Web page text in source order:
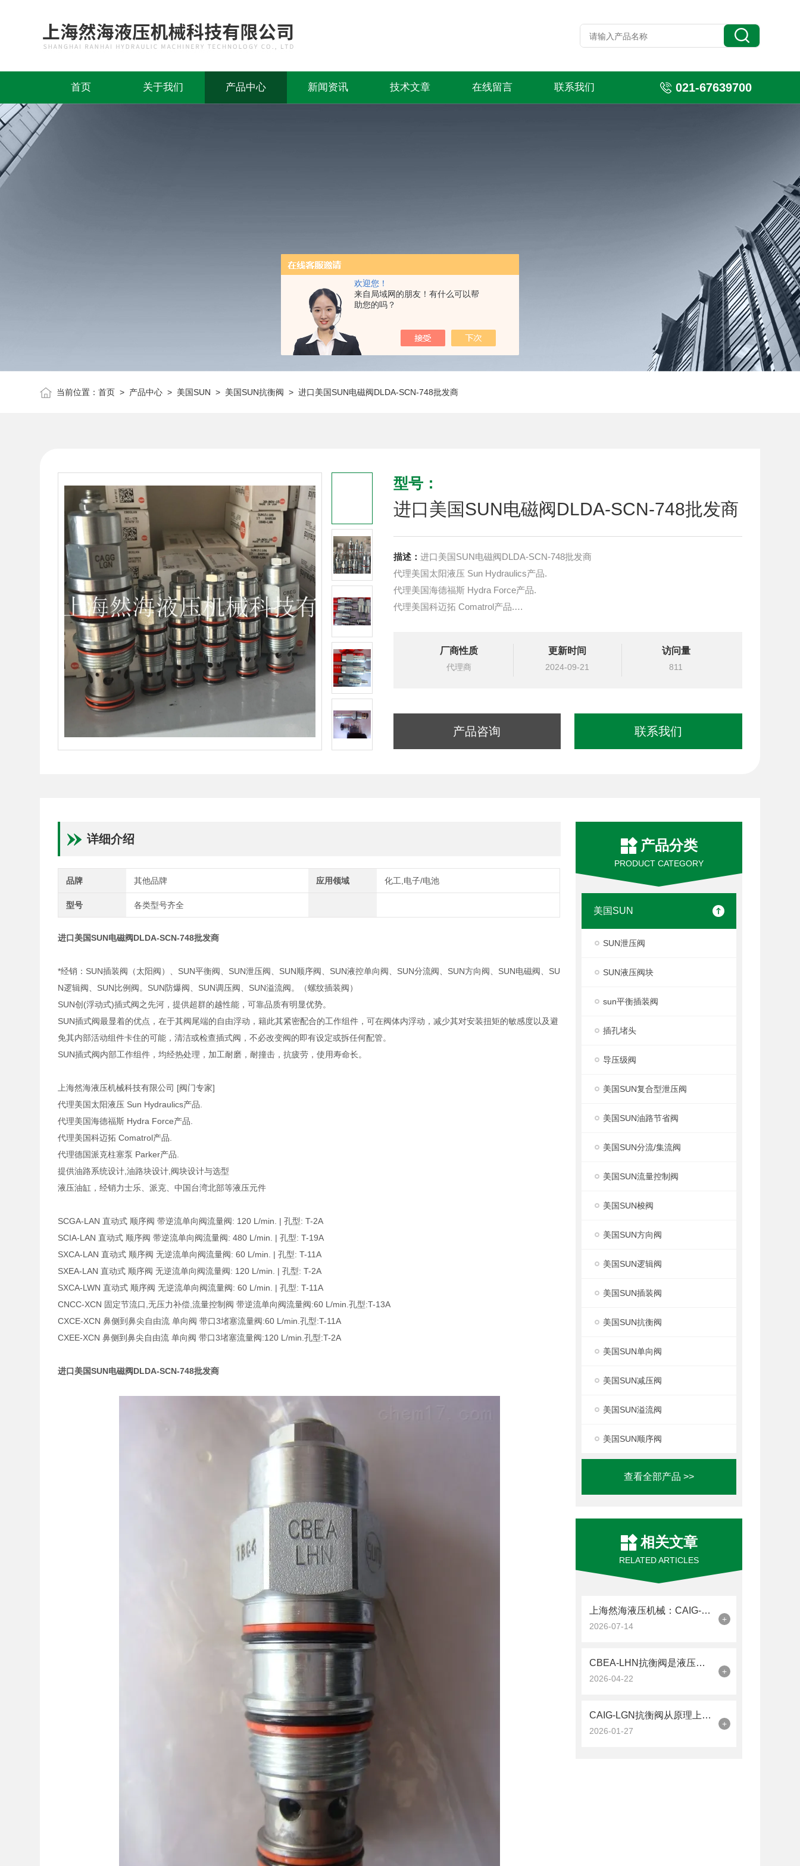
欢迎您！
来自局域网的朋友！有什么可以帮
助您的吗？
首页 关于我们 产品中心 新闻资讯 技术文章 在线留言 联系我们 021-67639700
当前位置：首页 > 产品中心 > 美国SUN > 美国SUN抗衡阀 > 进口美国SUN电磁阀DLDA-SCN-748批发商
型号：
进口美国SUN电磁阀DLDA-SCN-748批发商
描述： 进口美国SUN电磁阀DLDA-SCN-748批发商
代理美国太阳液压 Sun Hydraulics产品.
代理美国海德福斯 Hydra Force产品.
代理美国科迈拓 Comatrol产品.
液压油缸，经销力士乐、派克、中国台湾北部等液压元件
厂商性质
代理商
更新时间
2024-09-21
访问量
811
产品咨询 联系我们
产品分类
PRODUCT CATEGORY
美国SUN
SUN泄压阀
SUN液压阀块
sun平衡插装阀
插孔堵头
导压级阀
美国SUN复合型泄压阀
美国SUN油路节省阀
美国SUN分流/集流阀
美国SUN流量控制阀
美国SUN梭阀
美国SUN方向阀
美国SUN逻辑阀
美国SUN插装阀
美国SUN抗衡阀
美国SUN单向阀
美国SUN减压阀
美国SUN溢流阀
美国SUN顺序阀
查看全部产品 >>
相关文章
RELATED ARTICLES
上海然海液压机械：CAIG-LGN抗衡阀的品质之选——实测数据解析
2026-07-14
+
CBEA-LHN抗衡阀是液压系统中的平衡卫士
2026-04-22
+
CAIG-LGN抗衡阀从原理上可分解为以下三个层面
2026-01-27
+
详细介绍
品牌 其他品牌 应用领域 化工,电子/电池
型号 各类型号齐全
进口美国SUN电磁阀DLDA-SCN-748批发商
*经销：SUN插装阀（太阳阀）、SUN平衡阀、SUN泄压阀、SUN顺序阀、SUN液控单向阀、SUN分流阀、SUN方向阀、SUN电磁阀、SU
N逻辑阀、SUN比例阀。SUN防爆阀、SUN调压阀、SUN溢流阀。（螺纹插装阀）
SUN创(浮动式)插式阀之先河，提供超群的越性能，可靠品质有明显优势。
SUN插式阀最显着的优点，在于其阀尾端的自由浮动，籍此其紧密配合的工作组件，可在阀体内浮动，减少其对安装扭矩的敏感度以及避
免其内部活动组件卡住的可能，清洁或检查插式阀，不必改变阀的即有设定或拆任何配管。
SUN插式阀内部工作组件，均经热处理，加工耐磨，耐撞击，抗疲劳，使用寿命长。
上海然海液压机械科技有限公司 [阀门专家]
代理美国太阳液压 Sun Hydraulics产品.
代理美国海德福斯 Hydra Force产品.
代理美国科迈拓 Comatrol产品.
代理德国派克柱塞泵 Parker产品.
提供油路系统设计,油路块设计,阀块设计与选型
液压油缸，经销力士乐、派克、中国台湾北部等液压元件
SCGA-LAN 直动式 顺序阀 带逆流单向阀流量阀: 120 L/min. | 孔型: T-2A
SCIA-LAN 直动式 顺序阀 带逆流单向阀流量阀: 480 L/min. | 孔型: T-19A
SXCA-LAN 直动式 顺序阀 无逆流单向阀流量阀: 60 L/min. | 孔型: T-11A
SXEA-LAN 直动式 顺序阀 无逆流单向阀流量阀: 120 L/min. | 孔型: T-2A
SXCA-LWN 直动式 顺序阀 无逆流单向阀流量阀: 60 L/min. | 孔型: T-11A
CNCC-XCN 固定节流口,无压力补偿,流量控制阀 带逆流单向阀流量阀:60 L/min.孔型:T-13A
CXCE-XCN 鼻侧到鼻尖自由流 单向阀 带口3堵塞流量阀:60 L/min.孔型:T-11A
CXEE-XCN 鼻侧到鼻尖自由流 单向阀 带口3堵塞流量阀:120 L/min.孔型:T-2A
进口美国SUN电磁阀DLDA-SCN-748批发商